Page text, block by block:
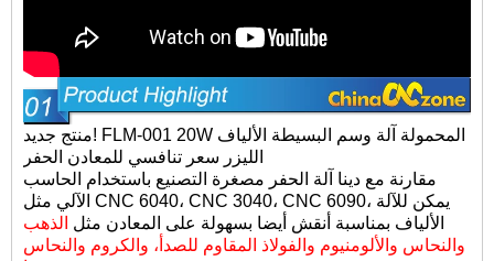
منتج جديد! FLM-001 20W المحمولة آلة وسم البسيطة الألياف
الليزر سعر تنافسي للمعادن الحفر
مقارنة مع دينا آلة الحفر مصغرة التصنيع باستخدام الحاسب
الآلي CNC 6040، CNC 3040، CNC 6090، يمكن للآلة
الألياف بمناسبة أنقش أيضا بسهولة على المعادن مثل الذهب
والنحاس والألومنيوم والفولاذ المقاوم للصدأ، والكروم والنحاس